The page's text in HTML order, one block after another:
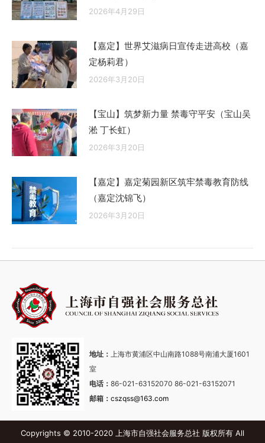
2026年4月29日
【嘉定】世界艾滋病日宣传走进高校（嘉
定杨莉君）
2026年3月20日
【宝山】筑梦新力量 禁毒守平安（宝山吴
淞 丁长虹）
2026年3月20日
【嘉定】嘉定菊园新区筑牢禁毒教育防线
（嘉定沈锦飞）
2026年3月20日
地址： 上海市黄浦区中山南路1088号南浦大厦1601
室
电话： 86-021-63152070 86-021-63152071
邮箱： cszqss@163.com
Copyrights © 2010-2020 上海市自强社会服务总社 版权所有 All